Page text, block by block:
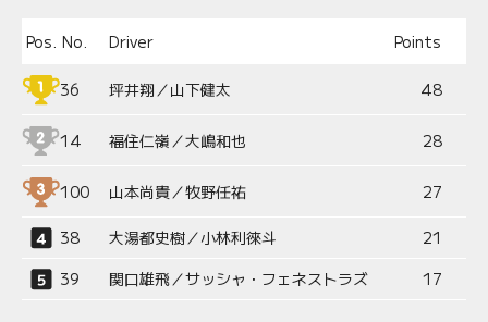
Pos. No. Driver Points
36 坪井翔／山下健太 48
14 福住仁嶺／大嶋和也 28
100 山本尚貴／牧野任祐 27
38 大湯都史樹／小林利徠斗
21
39
関口雄飛／サッシャ・フェネストラズ 17